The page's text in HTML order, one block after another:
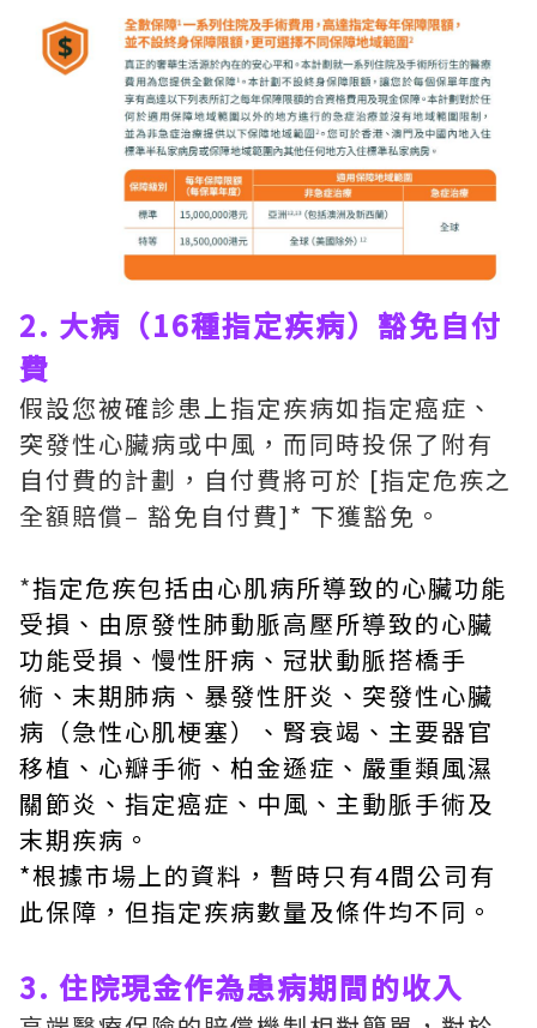
2. 大病（16種指定疾病）豁免自付
費
假設您被確診患上指定疾病如指定癌症、
突發性心臟病或中風，而同時投保了附有
自付費的計劃，自付費將可於 [指定危疾之
全額賠償‒ 豁免自付費]* 下獲豁免。
*指定危疾包括由心肌病所導致的心臟功能
受損、由原發性肺動脈高壓所導致的心臟
功能受損、慢性肝病、冠狀動脈搭橋手
術、末期肺病、暴發性肝炎、突發性心臟
病（急性心肌梗塞）、腎衰竭、主要器官
移植、心瓣手術、柏金遜症、嚴重類風濕
關節炎、指定癌症、中風、主動脈手術及
末期疾病。
*根據市場上的資料，暫時只有4間公司有
此保障，但指定疾病數量及條件均不同。
3. 住院現金作為患病期間的收入